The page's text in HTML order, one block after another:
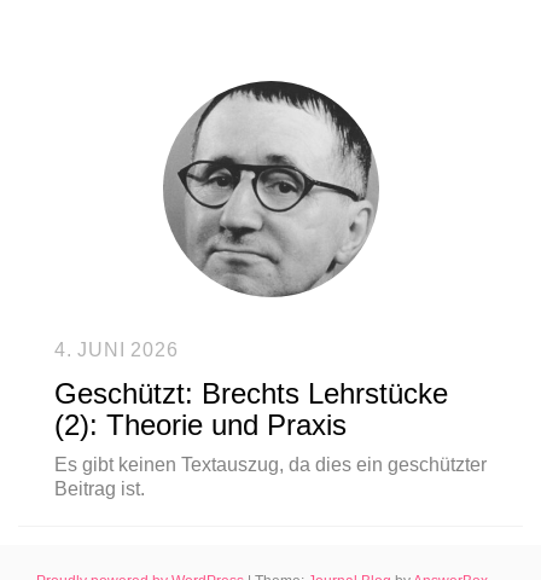
4. JUNI 2026
Geschützt: Brechts Lehrstücke
(2): Theorie und Praxis
Es gibt keinen Textauszug, da dies ein geschützter
Beitrag ist.